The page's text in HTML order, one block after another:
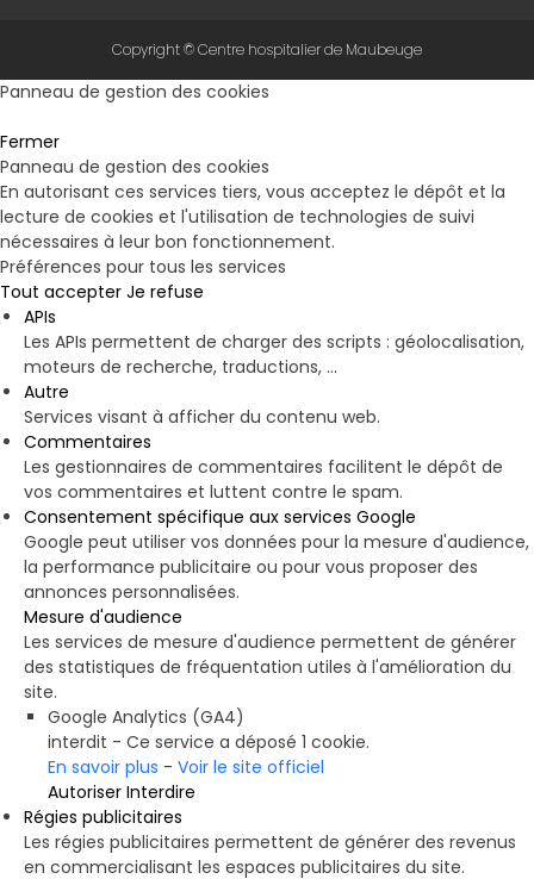
Copyright © Centre hospitalier de Maubeuge
Panneau de gestion des cookies
Fermer
Panneau de gestion des cookies
En autorisant ces services tiers, vous acceptez le dépôt et la
lecture de cookies et l'utilisation de technologies de suivi
nécessaires à leur bon fonctionnement.
Préférences pour tous les services
Tout accepter Je refuse
APIs
Les APIs permettent de charger des scripts : géolocalisation,
moteurs de recherche, traductions, ...
Autre
Services visant à afficher du contenu web.
Commentaires
Les gestionnaires de commentaires facilitent le dépôt de
vos commentaires et luttent contre le spam.
Consentement spécifique aux services Google
Google peut utiliser vos données pour la mesure d'audience,
la performance publicitaire ou pour vous proposer des
annonces personnalisées.
Mesure d'audience
Les services de mesure d'audience permettent de générer
des statistiques de fréquentation utiles à l'amélioration du
site.
Google Analytics (GA4)
interdit - Ce service a déposé 1 cookie.
En savoir plus - Voir le site officiel
Autoriser Interdire
Régies publicitaires
Les régies publicitaires permettent de générer des revenus
en commercialisant les espaces publicitaires du site.